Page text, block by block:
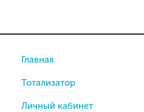
Главная
Тотализатор
Личный кабинет